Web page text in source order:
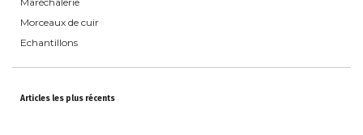
Morceaux de cuir
Echantillons
Articles les plus récents